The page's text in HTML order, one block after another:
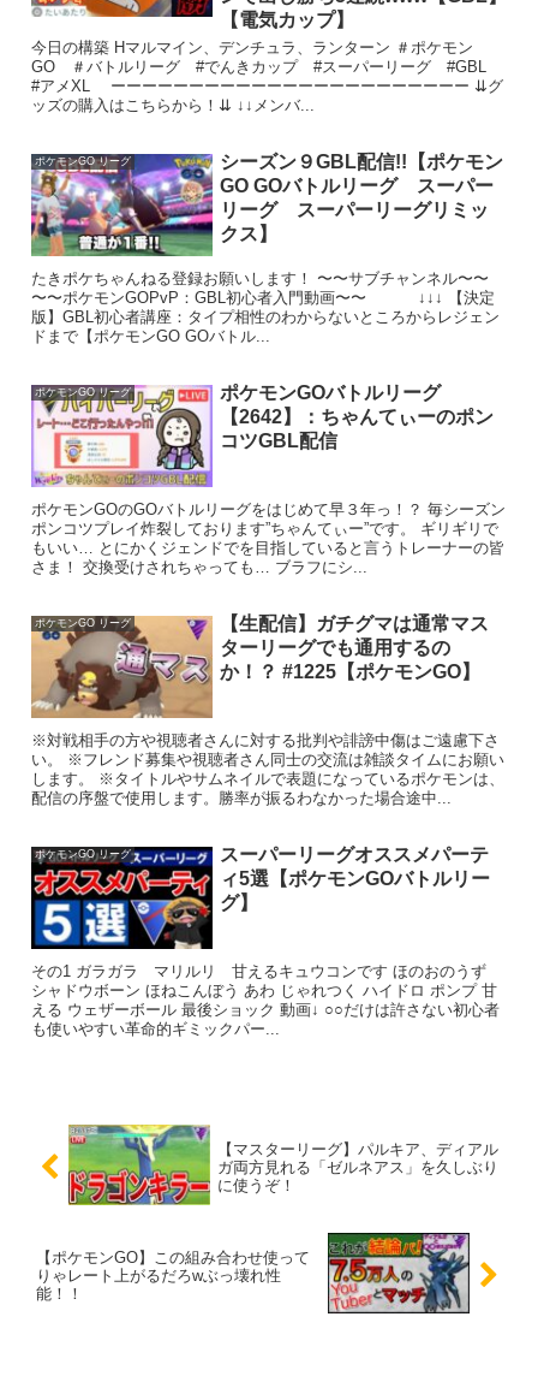
【電気カップ】
今日の構築 Hマルマイン、デンチュラ、ランターン ＃ポケモン
GO ＃バトルリーグ #でんきカップ #スーパーリーグ #GBL
#アメXL ーーーーーーーーーーーーーーーーーーーーーーー ⇊グ
ッズの購入はこちらから！⇊ ↓↓メンバ...
ポケモンGO リーグ
シーズン９GBL配信!!【ポケモン
GO GOバトルリーグ スーパー
リーグ スーパーリーグリミッ
クス】
たきポケちゃんねる登録お願いします！ 〜〜サブチャンネル〜〜
〜〜ポケモンGOPvP：GBL初心者入門動画〜〜 ↓↓↓ 【決定
版】GBL初心者講座：タイプ相性のわからないところからレジェン
ドまで【ポケモンGO GOバトル...
ポケモンGO リーグ
ポケモンGOバトルリーグ
【2642】：ちゃんてぃーのポン
コツGBL配信
ポケモンGOのGOバトルリーグをはじめて早３年っ！？ 毎シーズン
ポンコツプレイ炸裂しております”ちゃんてぃー”です。 ギリギリで
もいい… とにかくジェンドでを目指していると言うトレーナーの皆
さま！ 交換受けされちゃっても… ブラフにシ...
ポケモンGO リーグ
【生配信】ガチグマは通常マス
ターリーグでも通用するの
か！？ #1225【ポケモンGO】
※対戦相手の方や視聴者さんに対する批判や誹謗中傷はご遠慮下さ
い。 ※フレンド募集や視聴者さん同士の交流は雑談タイムにお願い
します。 ※タイトルやサムネイルで表題になっているポケモンは、
配信の序盤で使用します。勝率が振るわなかった場合途中...
ポケモンGO リーグ
スーパーリーグオススメパーテ
ィ5選【ポケモンGOバトルリー
グ】
その1 ガラガラ マリルリ 甘えるキュウコンです ほのおのうず
シャドウボーン ほねこんぼう あわ じゃれつく ハイドロ ポンプ 甘
える ウェザーボール 最後ショック 動画↓ ○○だけは許さない初心者
も使いやすい革命的ギミックパー...
【マスターリーグ】パルキア、ディアル
ガ両方見れる「ゼルネアス」を久しぶり
に使うぞ！
【ポケモンGO】この組み合わせ使って
りゃレート上がるだろwぶっ壊れ性
能！！